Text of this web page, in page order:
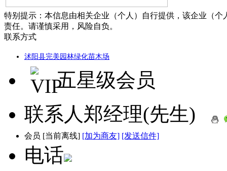
特别提示： 本信息由相关企业（个人）自行提供，该企业（
责任。请谨慎采用，风险自负。
联系方式
沭阳县完美园林绿化苗木场
五星级会员
联系人郑经理(先生)
会员 [当前离线] [加为商友] [发送信件]
电话